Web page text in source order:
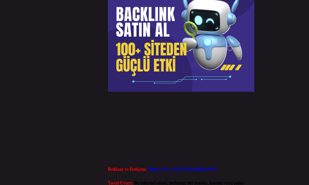
Reklam ve İletişim:Skype: live:.cid.575569c608265c69
Yasal Uyarı: Bu internet sitesi, herhangi bir marka, kurum veya şahıs